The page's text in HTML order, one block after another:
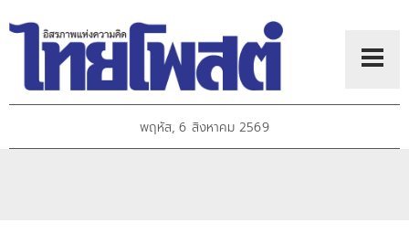
พฤหัส, 6 สิงหาคม 2569